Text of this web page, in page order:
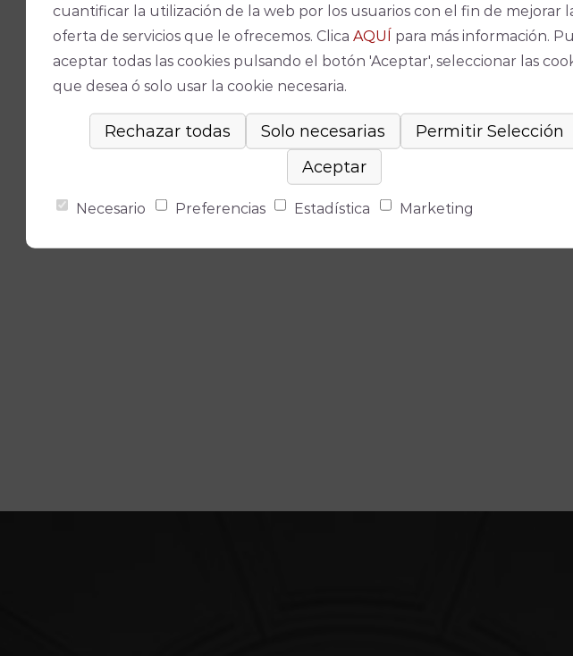
No se ha
cuantificar la utilización de la web por los usuarios con el fin de mejorar
oferta de servicios que le ofrecemos. Clica AQUÍ para más información.
aceptar todas las cookies pulsando el botón 'Aceptar', seleccionar las
que desea ó solo usar la cookie necesaria.
Necesario Preferencias Estadística Marketing